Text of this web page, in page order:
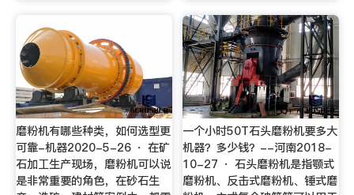
磨粉机有哪些种类，如何选型更
可靠-机器2020-5-26 · 在矿
石加工生产现场，磨粉机可以说
是非常重要的角色，在砂石生
一个小时50T石头磨粉机要多大
机器？多少钱？--河南2018-
10-27 · 石头磨粉机是指颚式
磨粉机、反击式磨粉机、锤式磨